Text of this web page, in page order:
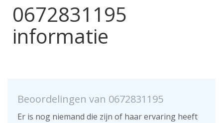
0672831195
informatie
Beoordelingen van 0672831195
Er is nog niemand die zijn of haar ervaring heeft